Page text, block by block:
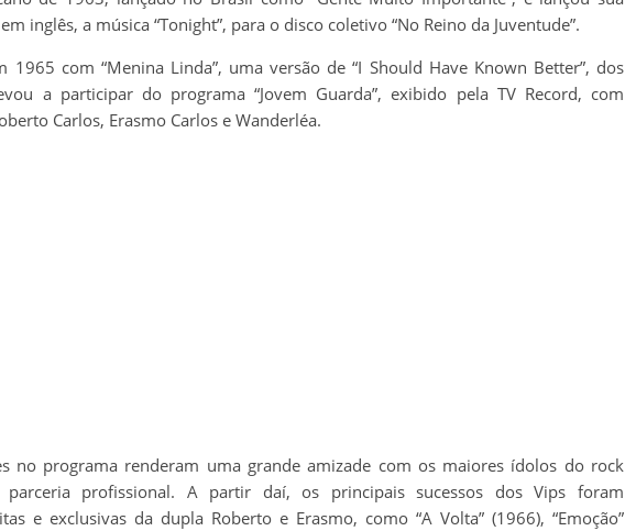
inglês, a música “Tonight”, para o disco coletivo “No Reino da Juventude”.
1965 com “Menina Linda”, uma versão de “I Should Have Known Better”, dos
a participar do programa “Jovem Guarda”, exibido pela TV Record, com
Carlos, Erasmo Carlos e Wanderléa.
no programa renderam uma grande amizade com os maiores ídolos do rock
profissional. A partir daí, os principais sucessos dos Vips foram
e exclusivas da dupla Roberto e Erasmo, como “A Volta” (1966), “Emoção”